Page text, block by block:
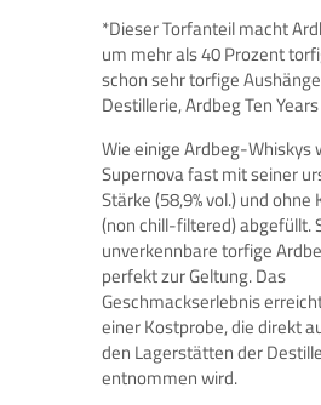
*Dieser Torfanteil macht
um mehr als 40 Prozent
schon sehr torfige
Destillerie, Ardbeg Ten
Wie einige Ardbeg-Whiskys
Supernova fast mit seiner
Stärke (58,9% vol.) und
(non chill-filtered) abgefüllt.
unverkennbare torfige
perfekt zur Geltung. Das
Geschmackserlebnis
einer Kostprobe, die direkt
den Lagerstätten der
entnommen wird.